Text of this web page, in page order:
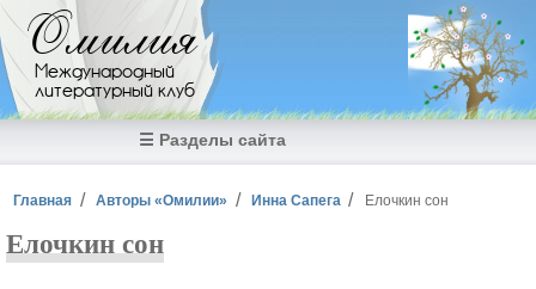
Перейти к основному содержанию
Омилия
Международный
литературный клуб
☰ Разделы сайта
Вы здесь
Главная Авторы «Омилии» Инна Сапега Елочкин сон
Елочкин сон